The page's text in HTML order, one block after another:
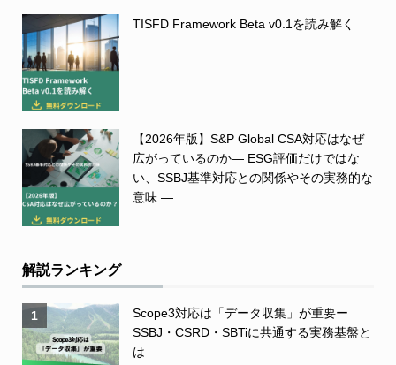
TISFD Framework Beta v0.1を読み解く
【2026年版】S&P Global CSA対応はなぜ
広がっているのか― ESG評価だけではな
い、SSBJ基準対応との関係やその実務的な
意味 ―
解説ランキング
1
Scope3対応は「データ収集」が重要ー
SSBJ・CSRD・SBTiに共通する実務基盤と
は